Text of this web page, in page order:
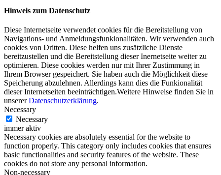
Hinweis zum Datenschutz
Diese Internetseite verwendet cookies für die Bereitstellung von
Navigations- und Anmeldungsfunkionalitäten. Wir verwenden auch
cookies von Dritten. Diese helfen uns zusätzliche Dienste
bereitzustellen und die Bereitstellung dieser Inernetseite weiter zu
optimieren. Diese cookies werden nur mit Ihrer Zustimmung in
Ihrem Browser gespeichert. Sie haben auch die Möglichkeit diese
Speicherung abzulehnen. Allerdings kann dies die Funkionalität
dieser Internetseiten beeinträchtigen.Weitere Hinweise finden Sie in
unsererDatenschutzerklärung.
Necessary
Necessary
immer aktiv
Necessary cookies are absolutely essential for the website to
function properly. This category only includes cookies that ensures
basic functionalities and security features of the website. These
cookies do not store any personal information.
Non-necessary